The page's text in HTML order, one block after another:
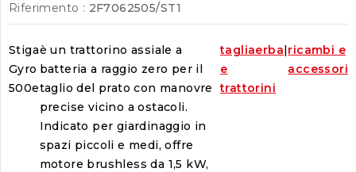
Riferimento : 2F7062505/ST1
Stiga
Gyro
500e
è un trattorino assiale a
batteria a raggio zero per il
taglio del prato con manovre
precise vicino a ostacoli.
Indicato per giardinaggio in
spazi piccoli e medi, offre
motore brushless da 1,5 kW,
tagliaerba
e
trattorini
|ricambi e
accessori